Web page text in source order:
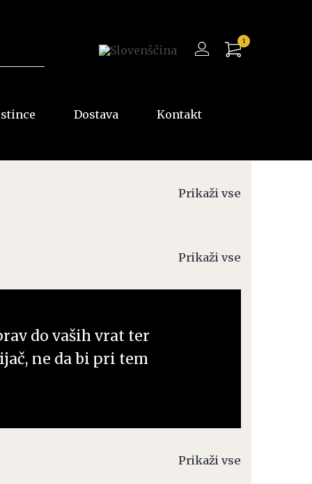
1
Dostava Kontakt
Prikaži vse
Prikaži vse
do vaših vrat ter
ne da bi pri tem
Prikaži vse